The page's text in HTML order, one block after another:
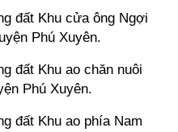
đất Khu cửa ông Ngợi
Phú Xuyên.
đất Khu ao chăn nuôi
Phú Xuyên.
đất Khu ao phía Nam